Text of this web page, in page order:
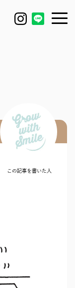
MYSELF
この記事を書いた人